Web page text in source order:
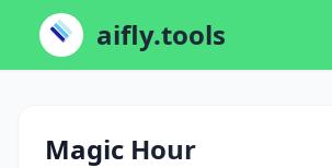
aifly.tools
Magic Hour